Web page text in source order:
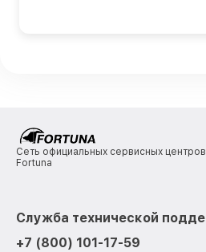
Сеть официальных сервисных центров
Fortuna
Служба технической
+7 (800) 101-17-59